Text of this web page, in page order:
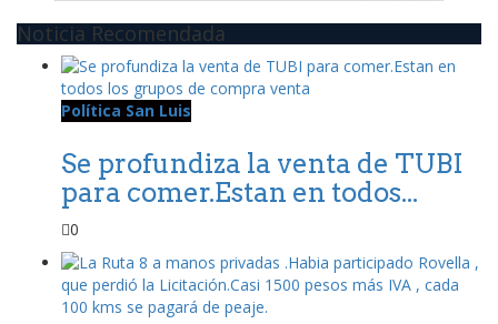
Noticia Recomendada
Política San Luis
Se profundiza la venta de TUBI
para comer.Estan en todos...
0